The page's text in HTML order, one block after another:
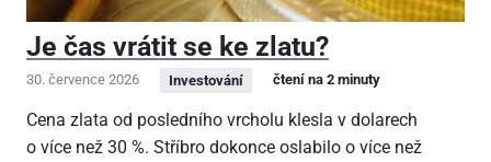
Je čas vrátit se ke zlatu?
30. července 2026 Investování čtení na 2 minuty
Cena zlata od posledního vrcholu klesla v dolarech
o více než 30 %. Stříbro dokonce oslabilo o více než